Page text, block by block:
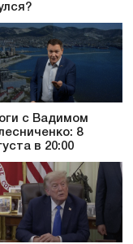
с Вадимом
8
в 20:00